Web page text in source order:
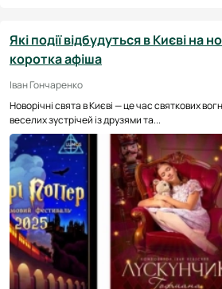
Які події відбудуться в Києві на
коротка афіша
Іван Гончаренко
Новорічні свята в Києві — це час святкових
веселих зустрічей із друзями та...